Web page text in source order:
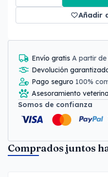
Añadir
Envío gratis A partir
Devolución
Pago seguro 100%
Asesoramiento
Somos de confianza
Comprados juntos